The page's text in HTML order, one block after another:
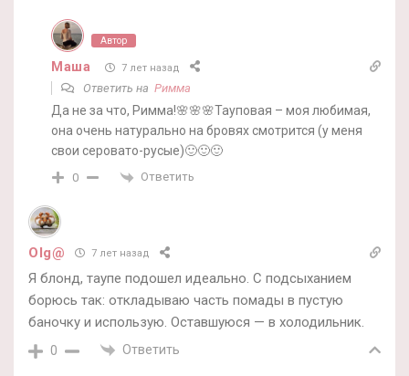
Автор
Маша 7 лет назад
Ответить на Римма
Да не за что, Римма!🌸🌸🌸Тауповая – моя любимая,
она очень натурально на бровях смотрится (у меня
свои серовато-русые)🙂🙂🙂
0 Ответить
Olg@ 7 лет назад
Я блонд, таупе подошел идеально. С подсыханием
борюсь так: откладываю часть помады в пустую
баночку и использую. Оставшуюся — в холодильник.
0 Ответить